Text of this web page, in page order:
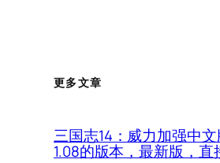
更多文章
三国志14：威力加强中文
1.08的版本，最新版，直